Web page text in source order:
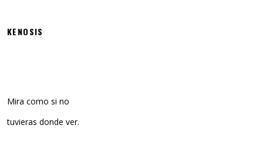
KENOSIS
Mira como si no
tuvieras donde ver.